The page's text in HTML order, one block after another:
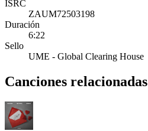
ISRC
ZAUM72503198
Duración
6:22
Sello
UME - Global Clearing House
Canciones relacionadas